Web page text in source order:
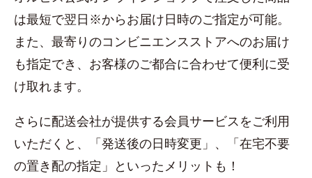
は最短で翌日※からお届け日時のご指定が可能。
また、最寄りのコンビニエンスストアへのお届け
も指定でき、お客様のご都合に合わせて便利に受
け取れます。
さらに配送会社が提供する会員サービスをご利用
いただくと、「発送後の日時変更」、「在宅不要
の置き配の指定」といったメリットも！